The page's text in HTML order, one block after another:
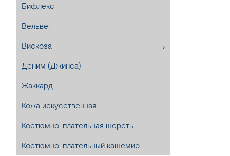
Бифлекс
Вельвет
Вискоза
Деним (Джинса)
Жаккард
Кожа искусственная
Костюмно-плательная шерсть
Костюмно-плательный кашемир